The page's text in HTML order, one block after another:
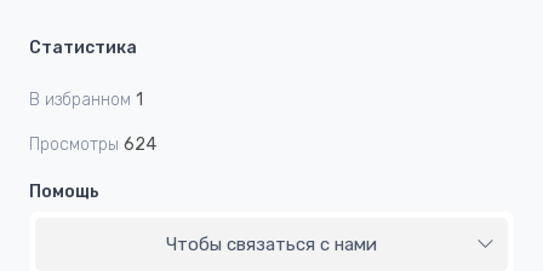
Статистика
В избранном 1
Просмотры 624
Помощь
Чтобы связаться с нами